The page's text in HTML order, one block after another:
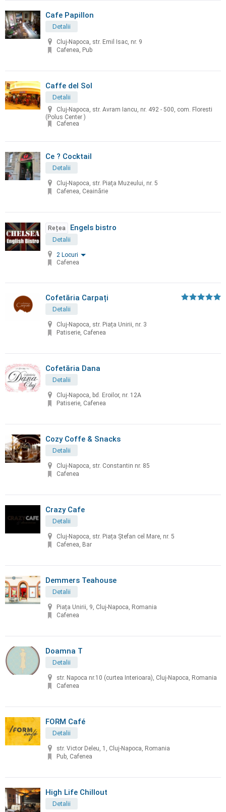
Cafe Papillon
Detalii
Cluj-Napoca, str. Emil Isac, nr. 9
Cafenea, Pub
Caffe del Sol
Detalii
Cluj-Napoca, str. Avram Iancu, nr. 492 - 500, com. Floresti
(Polus Center )
Cafenea
Ce ? Cocktail
Detalii
Cluj-Napoca, str. Piaţa Muzeului, nr. 5
Cafenea, Ceainărie
Rețea Engels bistro
Detalii
2 Locuri
Cafenea
Cofetăria Carpați
Detalii
Cluj-Napoca, str. Piața Unirii, nr. 3
Patiserie, Cafenea
Cofetăria Dana
Detalii
Cluj-Napoca, bd. Eroilor, nr. 12A
Patiserie, Cafenea
Cozy Coffe & Snacks
Detalii
Cluj-Napoca, str. Constantin nr. 85
Cafenea
Crazy Cafe
Detalii
Cluj-Napoca, str. Piața Ștefan cel Mare, nr. 5
Cafenea, Bar
Demmers Teahouse
Detalii
Piața Unirii, 9, Cluj-Napoca, Romania
Cafenea
Doamna T
Detalii
str. Napoca nr.10 (curtea Interioara), Cluj-Napoca, Romania
Cafenea
FORM Café
Detalii
str. Victor Deleu, 1, Cluj-Napoca, Romania
Pub, Cafenea
High Life Chillout
Detalii